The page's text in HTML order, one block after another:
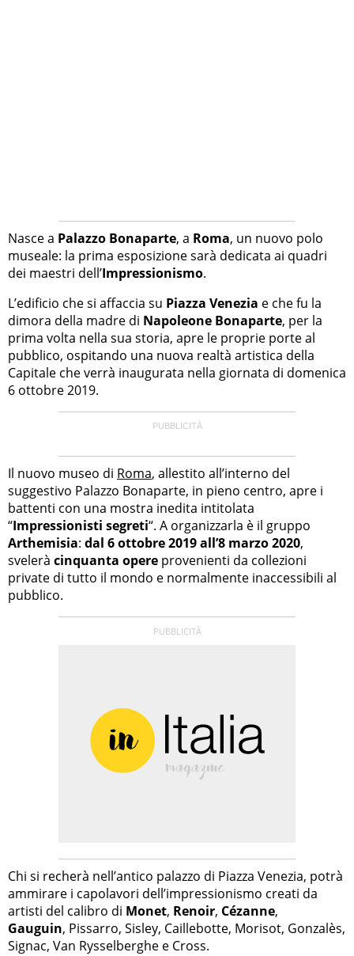
Nasce a Palazzo Bonaparte, a Roma, un nuovo polo
museale: la prima esposizione sarà dedicata ai quadri
dei maestri dell’Impressionismo.
L’edificio che si affaccia su Piazza Venezia e che fu la
dimora della madre di Napoleone Bonaparte, per la
prima volta nella sua storia, apre le proprie porte al
pubblico, ospitando una nuova realtà artistica della
Capitale che verrà inaugurata nella giornata di domenica
6 ottobre 2019.
Il nuovo museo di Roma, allestito all’interno del
suggestivo Palazzo Bonaparte, in pieno centro, apre i
battenti con una mostra inedita intitolata
“Impressionisti segreti“. A organizzarla è il gruppo
Arthemisia: dal 6 ottobre 2019 all’8 marzo 2020,
svelerà cinquanta opere provenienti da collezioni
private di tutto il mondo e normalmente inaccessibili al
pubblico.
Chi si recherà nell’antico palazzo di Piazza Venezia, potrà
ammirare i capolavori dell’impressionismo creati da
artisti del calibro di Monet, Renoir, Cézanne,
Gauguin, Pissarro, Sisley, Caillebotte, Morisot, Gonzalès,
Signac, Van Rysselberghe e Cross.